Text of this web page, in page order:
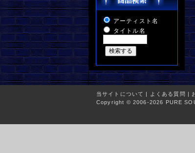
アーティスト名
タイトル名
当サイトについて | よくある質問 |
Copyright © 2006-2026 PURE